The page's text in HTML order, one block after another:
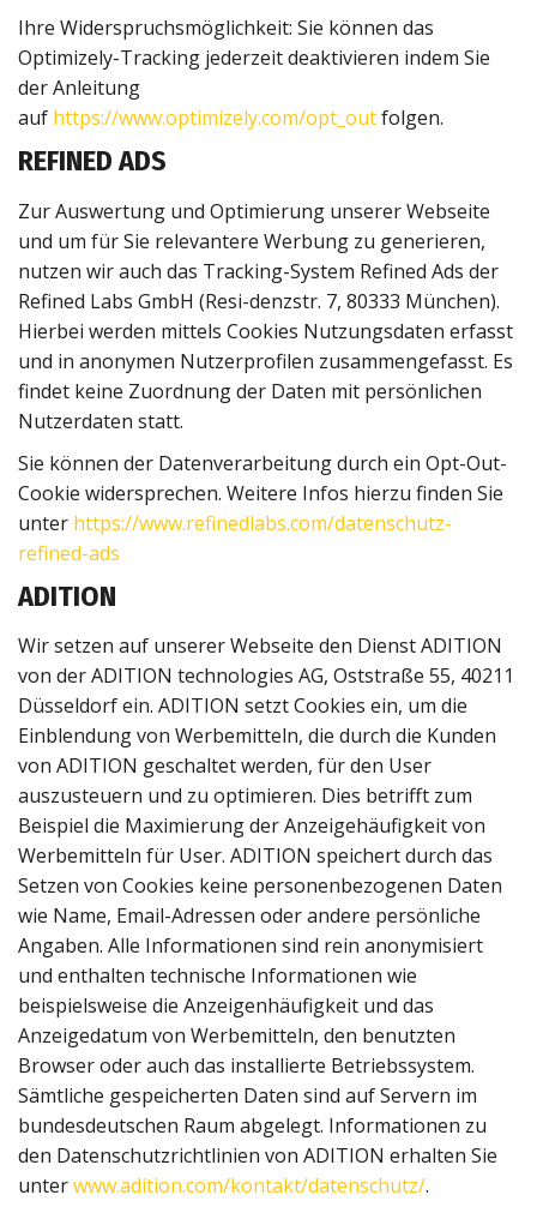
Ihre Widerspruchsmöglichkeit: Sie können das
Optimizely-Tracking jederzeit deaktivieren indem Sie
der Anleitung
auf https://www.optimizely.com/opt_outfolgen.
REFINED ADS
Zur Auswertung und Optimierung unserer Webseite
und um für Sie relevantere Werbung zu generieren,
nutzen wir auch das Tracking-System Refined Ads der
Refined Labs GmbH (Resi-denzstr. 7, 80333 München).
Hierbei werden mittels Cookies Nutzungsdaten erfasst
und in anonymen Nutzerprofilen zusammengefasst. Es
findet keine Zuordnung der Daten mit persönlichen
Nutzerdaten statt.
Sie können der Datenverarbeitung durch ein Opt-Out-
Cookie widersprechen. Weitere Infos hierzu finden Sie
unter https://www.refinedlabs.com/datenschutz-
refined-ads
ADITION
Wir setzen auf unserer Webseite den Dienst ADITION
von der ADITION technologies AG, Oststraße 55, 40211
Düsseldorf ein. ADITION setzt Cookies ein, um die
Einblendung von Werbemitteln, die durch die Kunden
von ADITION geschaltet werden, für den User
auszusteuern und zu optimieren. Dies betrifft zum
Beispiel die Maximierung der Anzeigehäufigkeit von
Werbemitteln für User. ADITION speichert durch das
Setzen von Cookies keine personenbezogenen Daten
wie Name, Email-Adressen oder andere persönliche
Angaben. Alle Informationen sind rein anonymisiert
und enthalten technische Informationen wie
beispielsweise die Anzeigenhäufigkeit und das
Anzeigedatum von Werbemitteln, den benutzten
Browser oder auch das installierte Betriebssystem.
Sämtliche gespeicherten Daten sind auf Servern im
bundesdeutschen Raum abgelegt. Informationen zu
den Datenschutzrichtlinien von ADITION erhalten Sie
unterwww.adition.com/kontakt/datenschutz/.